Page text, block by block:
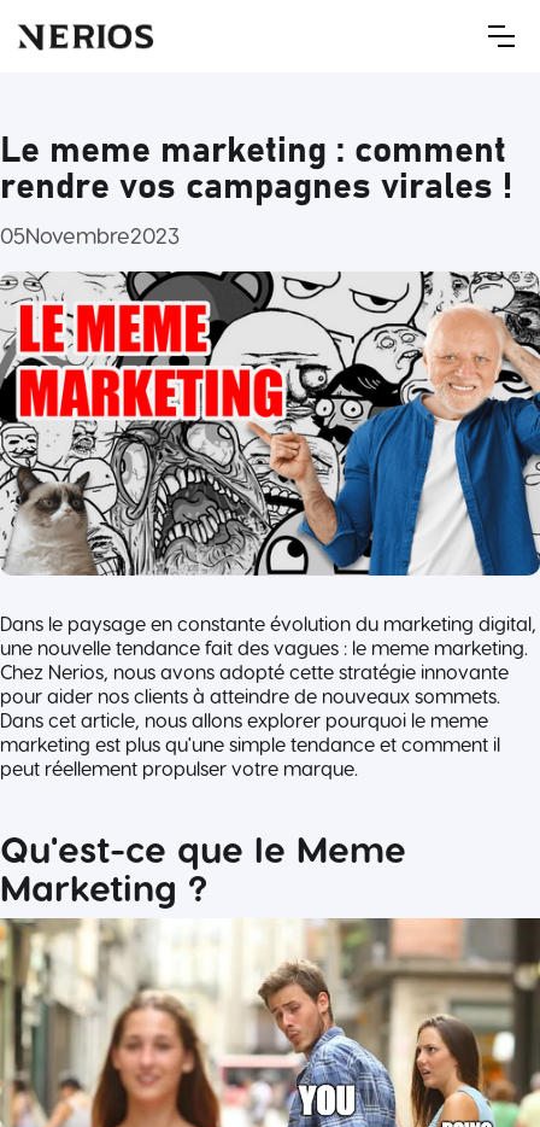
Le meme marketing : comment
rendre vos campagnes virales !
05Novembre2023
Dans le paysage en constante évolution du marketing digital,
une nouvelle tendance fait des vagues : le meme marketing.
Chez Nerios, nous avons adopté cette stratégie innovante
pour aider nos clients à atteindre de nouveaux sommets.
Dans cet article, nous allons explorer pourquoi le meme
marketing est plus qu'une simple tendance et comment il
peut réellement propulser votre marque.
Qu'est-ce que le Meme
Marketing ?